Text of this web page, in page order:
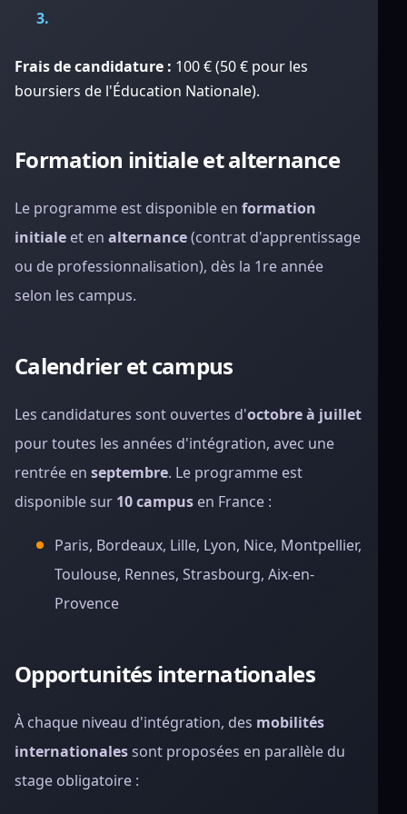
Frais de candidature : 100 € (50 € pour les
boursiers de l'Éducation Nationale).
Formation initiale et alternance
Le programme est disponible en formation
initiale et en alternance(contrat d'apprentissage
ou de professionnalisation), dès la 1re année
selon les campus.
Calendrier et campus
Les candidatures sont ouvertes d'octobre à juillet
pour toutes les années d'intégration, avec une
rentrée en septembre. Le programme est
disponible sur 10 campus en France :
Paris, Bordeaux, Lille, Lyon, Nice, Montpellier,
Toulouse, Rennes, Strasbourg, Aix-en-
Provence
Opportunités internationales
À chaque niveau d'intégration, des mobilités
internationalessont proposées en parallèle du
stage obligatoire :